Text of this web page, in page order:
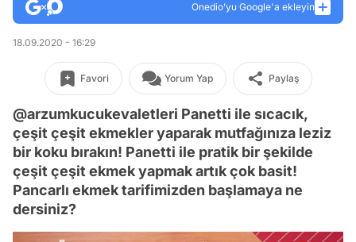
Onedio’yu Google'a ekleyin
18.09.2020 - 16:29
Favori Yorum Yap Paylaş
@arzumkucukevaletleri Panetti ile sıcacık,
çeşit çeşit ekmekler yaparak mutfağınıza leziz
bir koku bırakın! Panetti ile pratik bir şekilde
çeşit çeşit ekmek yapmak artık çok basit!
Pancarlı ekmek tarifimizden başlamaya ne
dersiniz?